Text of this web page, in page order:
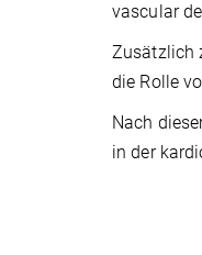
vascular
Zusätzlich
die Rolle
Nach
in der